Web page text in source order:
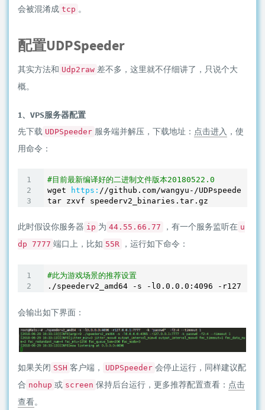
会被混淆成 tcp 。
配置UDPSpeeder
其实方法和 Udp2raw 差不多，这里就不仔细讲了，只说个大
概。
1、VPS服务器配置
先下载 UDPSpeeder 服务端并解压，下载地址： 点击进入 ，使
用命令：
#目前最新编译好的二进制文件版本20180522.0
wget
https: / /github.com/wangyu - /UDPspeeder/
tar zxvf speederv2_binaries.tar.gz
此时假设你服务器 ip 为 44.55.66.77 ，有一个服务监听在 u
dp 7777 端口上，比如 55R ，运行如下命令：
#此为游戏场景的推荐设置
./speederv2_amd64 -s -l0 .0 .0 .0 : 4096 -r127
会输出如下界面：
如果关闭 SSH 客户端， UDPSpeeder 会停止运行，同样建议配
合 nohup 或 screen 保持后台运行，更多推荐配置查看： 点击
查看。